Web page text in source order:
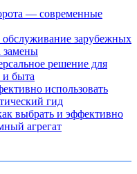
— современные
зарубежных
замены
решение для
быта
использовать
гид
выбрать и эффективно
агрегат